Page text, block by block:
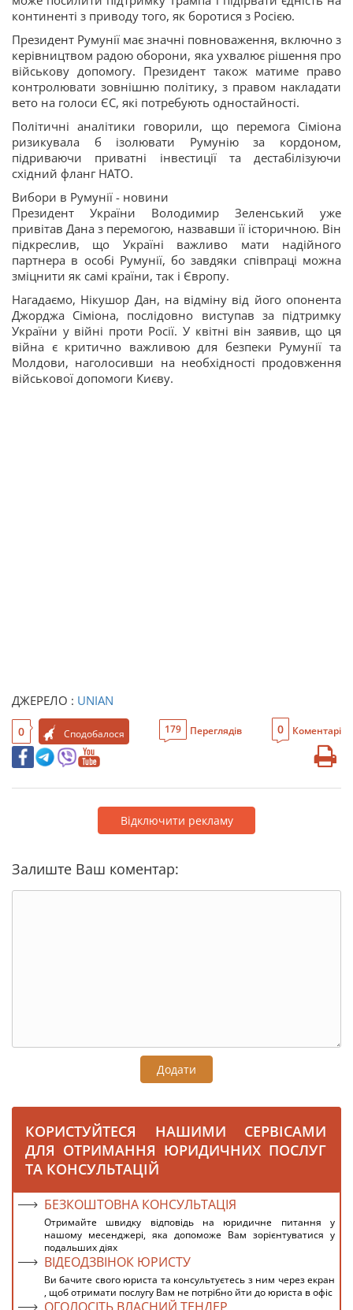
континенті з приводу того, як боротися з Росією.
Президент Румунії має значні повноваження, включно з
керівництвом радою оборони, яка ухвалює рішення про
військову допомогу. Президент також матиме право
контролювати зовнішню політику, з правом накладати
вето на голоси ЄС, які потребують одностайності.
Політичні аналітики говорили, що перемога Сіміона
ризикувала б ізолювати Румунію за кордоном,
підриваючи приватні інвестиції та дестабілізуючи
східний фланг НАТО.
Вибори в Румунії - новини
Президент України Володимир Зеленський уже
привітав Дана з перемогою, назвавши її історичною. Він
підкреслив, що Україні важливо мати надійного
партнера в особі Румунії, бо завдяки співпраці можна
зміцнити як самі країни, так і Європу.
Нагадаємо, Нікушор Дан, на відміну від його опонента
Джорджа Сіміона, послідовно виступав за підтримку
України у війні проти Росії. У квітні він заявив, що ця
війна є критично важливою для безпеки Румунії та
Молдови, наголосивши на необхідності продовження
військової допомоги Києву.
ДЖЕРЕЛО : UNIAN
0 Сподобалося 179 Переглядів 0 Коментарі
Відключити рекламу
Залиште Ваш коментар:
Додати
КОРИСТУЙТЕСЯ НАШИМИ СЕРВІСАМИ
ДЛЯ ОТРИМАННЯ ЮРИДИЧНИХ ПОСЛУГ
ТА КОНСУЛЬТАЦІЙ
БЕЗКОШТОВНА КОНСУЛЬТАЦІЯ
Отримайте швидку відповідь на юридичне питання у
нашому месенджері, яка допоможе Вам зорієнтуватися у
подальших діях
ВІДЕОДЗВІНОК ЮРИСТУ
Ви бачите свого юриста та консультуєтесь з ним через екран
, щоб отримати послугу Вам не потрібно йти до юриста в офіс